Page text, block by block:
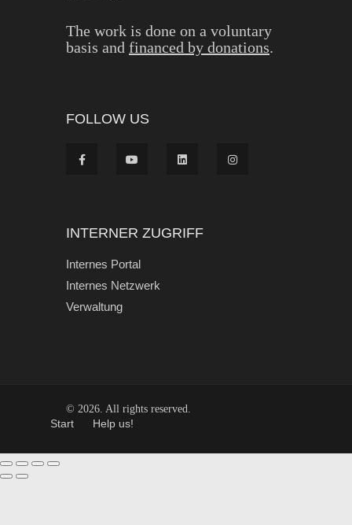
The work is done on a voluntary
basis and financed by donations.
FOLLOW US
INTERNER ZUGRIFF
Internes Portal
Internes Netzwerk
Verwaltung
© 2026. All rights reserved.
Start Help us!